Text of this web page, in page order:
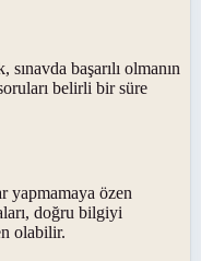
başarılı olmanın
belirli bir süre
yapmamaya özen
doğru bilgiyi
olabilir.